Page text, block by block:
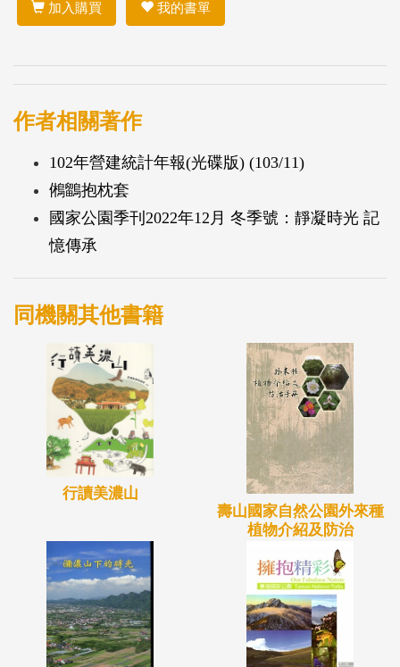
加入購買 我的書單
作者相關著作
102年營建統計年報(光碟版) (103/11)
鵂鶹抱枕套
國家公園季刊2022年12月 冬季號：靜凝時光 記
憶傳承
同機關其他書籍
行讀美濃山
壽山國家自然公園外來種
植物介紹及防治